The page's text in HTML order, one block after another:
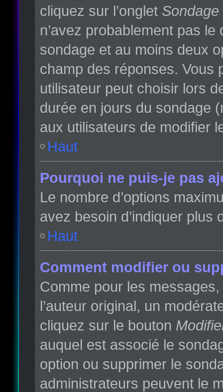
cliquez sur l’onglet Sondage
n’avez probablement pas
sondage et au moins deux
champ des réponses. Vous
utilisateur peut choisir lors
durée en jours du sondage
aux utilisateurs de modifier
Haut
Pourquoi ne puis-je pas
Le nombre d’options
avez besoin d’indiquer plus
Haut
Comment modifier ou
Comme pour les
l’auteur original, un
cliquez sur le bouton
auquel est associé le
option ou supprimer le
administrateurs peuvent le